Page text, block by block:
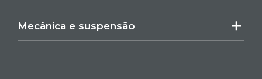
Mecânica e suspensão